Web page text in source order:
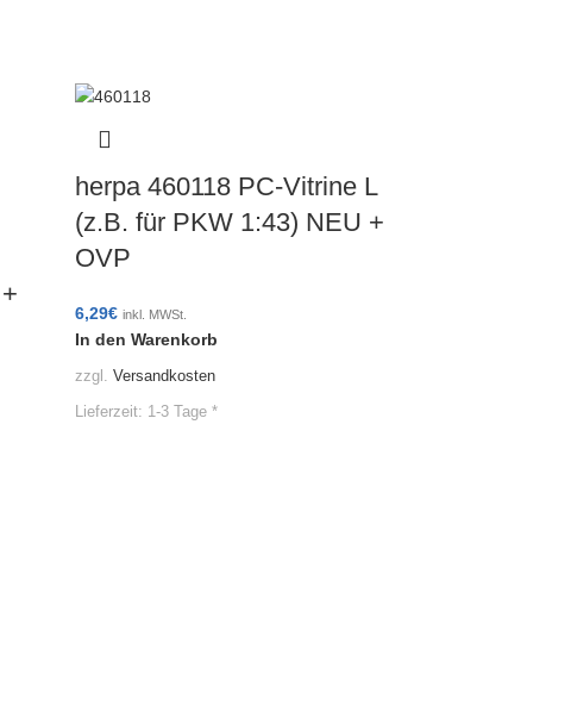
herpa 460118 PC-Vitrine L
(z.B. für PKW 1:43) NEU +
OVP
6,29€ inkl. MWSt.
In den Warenkorb
zzgl. Versandkosten
Lieferzeit: 1-3 Tage *